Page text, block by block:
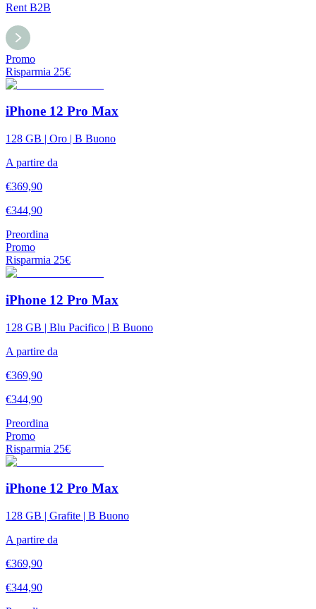
Rent B2B
Promo
Risparmia 25€
iPhone 12 Pro Max
128 GB | Oro | B Buono
A partire da
€369,90
€344,90
Preordina
Promo
Risparmia 25€
iPhone 12 Pro Max
128 GB | Blu Pacifico | B Buono
A partire da
€369,90
€344,90
Preordina
Promo
Risparmia 25€
iPhone 12 Pro Max
128 GB | Grafite | B Buono
A partire da
€369,90
€344,90